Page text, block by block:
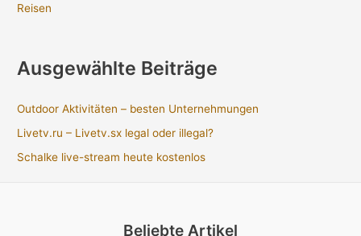
Reisen
Ausgewählte Beiträge
Outdoor Aktivitäten – besten Unternehmungen
Livetv.ru – Livetv.sx legal oder illegal?
Schalke live-stream heute kostenlos
Beliebte Artikel